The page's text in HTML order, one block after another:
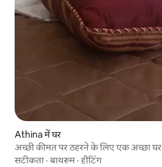
Athina में घर
अच्छी कीमत पर ठहरने के लिए एक अच्छा घर
सटीकता ·बाथरूम·हीटिंग